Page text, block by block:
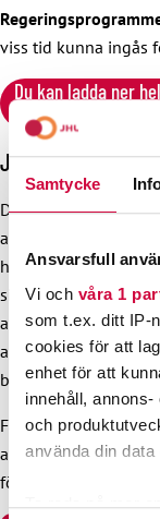
Samtycke
Ansvarsfull
Vi och våra 1
som t.ex. ditt IP-
cookies för att
enhet för att
innehåll,
och
använda din
Ta reda på mer
viss tid kunna ingås
Du kan ladda ner
JHL är alltid på
Den nya
arbetslivet och
har varit brutala att
sig regeringens
andra stridsåtgärder.
anslutna
befolkningen.
Fackförbundet JHL
arbetslösas
för dig.